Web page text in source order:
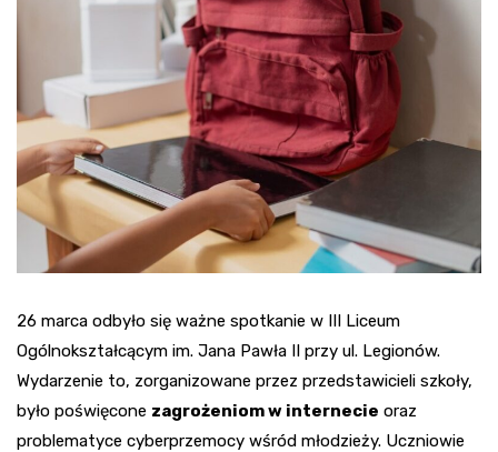
26 marca odbyło się ważne spotkanie w III Liceum
Ogólnokształcącym im. Jana Pawła II przy ul. Legionów.
Wydarzenie to, zorganizowane przez przedstawicieli szkoły,
było poświęcone zagrożeniom w internecie oraz
problematyce cyberprzemocy wśród młodzieży. Uczniowie